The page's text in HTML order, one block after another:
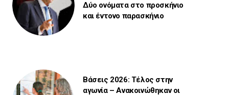
Δύο ονόματα στο προσκήνιο
και έντονο παρασκήνιο
Βάσεις 2026: Τέλος στην
αγωνία – Ανακοινώθηκαν οι